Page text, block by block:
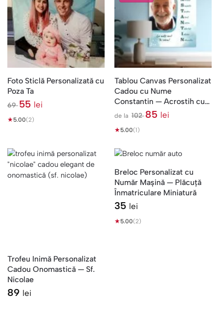
Foto Sticlă Personalizată cu
Poza Ta
69
e
55 lei
★5.00(2)
Tablou Canvas Personalizat
Cadou cu Nume
Constantin — Acrostih cu
Poză
de la 10285 lei
★5.00(1)
Trofeu Inimă Personalizat
Cadou Onomastică — Sf.
Nicolae
89 lei
Breloc Personalizat cu
Număr Mașină — Plăcuță
Înmatriculare Miniatură
35 lei
★5.00(2)